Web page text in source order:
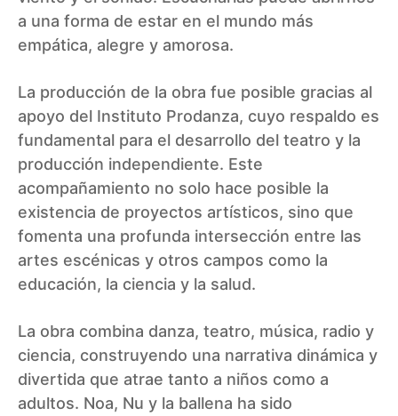
a una forma de estar en el mundo más
empática, alegre y amorosa.
La producción de la obra fue posible gracias al
apoyo del Instituto Prodanza, cuyo respaldo es
fundamental para el desarrollo del teatro y la
producción independiente. Este
acompañamiento no solo hace posible la
existencia de proyectos artísticos, sino que
fomenta una profunda intersección entre las
artes escénicas y otros campos como la
educación, la ciencia y la salud.
La obra combina danza, teatro, música, radio y
ciencia, construyendo una narrativa dinámica y
divertida que atrae tanto a niños como a
adultos. Noa, Nu y la ballena ha sido